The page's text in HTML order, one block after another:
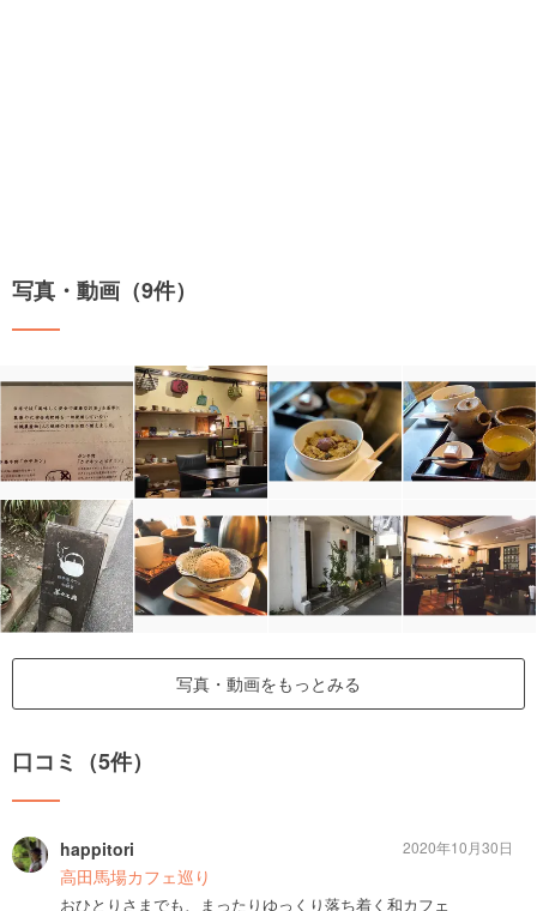
写真・動画（9件）
写真・動画をもっとみる
口コミ（5件）
happitori
高田馬場カフェ巡り
おひとりさまでも、まったりゆっくり落ち着く和カフェ
2020年10月30日